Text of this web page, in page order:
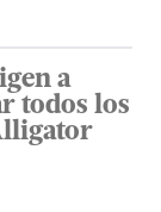
a
todos los